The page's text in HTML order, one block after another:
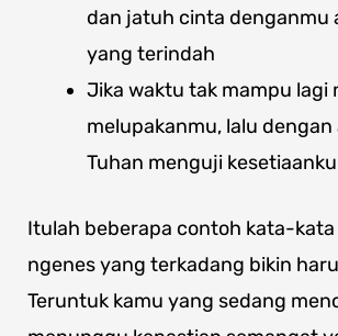
dan jatuh cinta denganmu
yang terindah
Jika waktu tak mampu lagi
melupakanmu, lalu dengan
Tuhan menguji
Itulah beberapa contoh kata-
ngenes yang terkadang bikin
Teruntuk kamu yang sedang